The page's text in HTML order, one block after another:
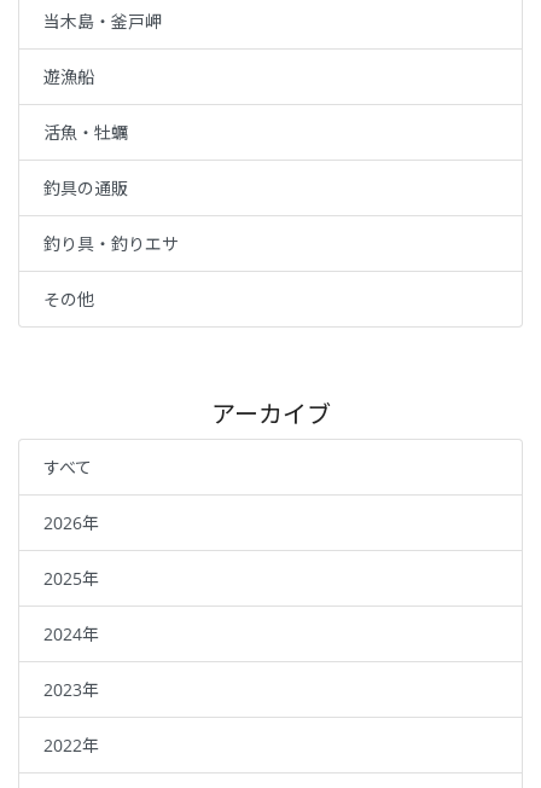
当木島・釜戸岬
遊漁船
活魚・牡蠣
釣具の通販
釣り具・釣りエサ
その他
アーカイブ
すべて
2026年
2025年
2024年
2023年
2022年